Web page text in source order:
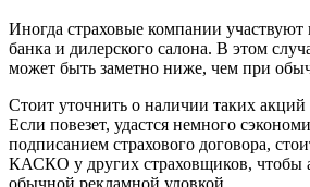
Иногда страховые компании участвуют
банка и дилерского салона. В этом
может быть заметно ниже, чем при
Стоит уточнить о наличии таких акций
Если повезет, удастся немного
подписанием страхового договора,
КАСКО у других страховщиков, чтобы
обычной рекламной уловкой.